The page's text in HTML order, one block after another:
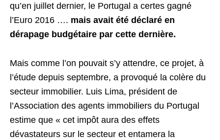
qu’en juillet dernier, le Portugal a certes gagné
l’Euro 2016 …. mais avait été déclaré en
dérapage budgétaire par cette dernière.
Mais comme l’on pouvait s’y attendre, ce projet, à
l’étude depuis septembre, a provoqué la colère du
secteur immobilier. Luis Lima, président de
l’Association des agents immobiliers du Portugal
estime que « cet impôt aura des effets
dévastateurs sur le secteur et entamera la